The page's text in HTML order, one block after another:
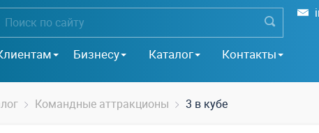
Бизнесу Каталог Контакты
Командные аттракционы 3 в кубе